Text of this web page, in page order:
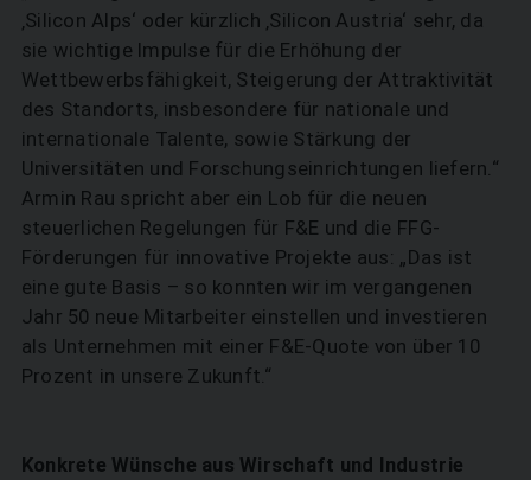
‚Silicon Alps‘ oder kürzlich ‚Silicon Austria‘ sehr, da
sie wichtige Impulse für die Erhöhung der
Wettbewerbsfähigkeit, Steigerung der Attraktivität
des Standorts, insbesondere für nationale und
internationale Talente, sowie Stärkung der
Universitäten und Forschungseinrichtungen liefern.“
Armin Rau spricht aber ein Lob für die neuen
steuerlichen Regelungen für F&E und die FFG-
Förderungen für innovative Projekte aus: „Das ist
eine gute Basis – so konnten wir im vergangenen
Jahr 50 neue Mitarbeiter einstellen und investieren
als Unternehmen mit einer F&E-Quote von über 10
Prozent in unsere Zukunft.“
Konkrete Wünsche aus Wirschaft und Industrie